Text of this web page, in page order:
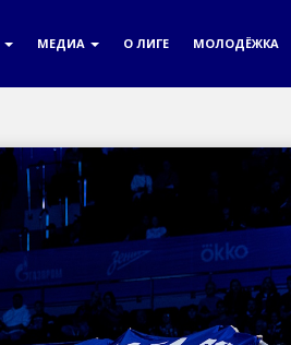
МЕДИА О ЛИГЕ МОЛОДЁЖКА